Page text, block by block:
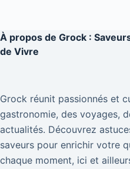
À propos de Grock :
de Vivre
Grock réunit passionnés et
gastronomie, des voyages,
actualités. Découvrez
saveurs pour enrichir votre
chaque moment, ici et